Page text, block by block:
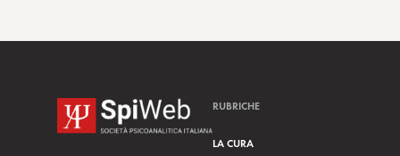
RUBRICHE
LA CURA